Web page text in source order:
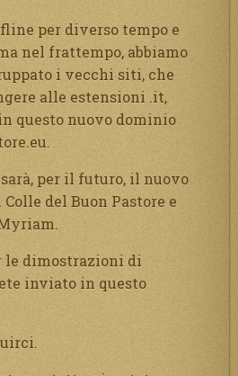
per diverso tempo e
nel frattempo, abbiamo
i vecchi siti, che
alle estensioni .it,
questo nuovo dominio
per il futuro, il nuovo
del Buon Pastore e
le dimostrazioni di
inviato in questo